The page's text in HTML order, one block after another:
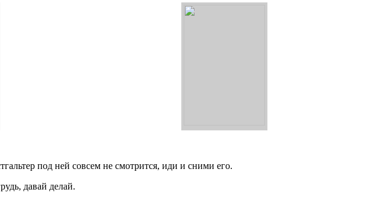
под ней совсем не смотрится, иди и сними его.
давай делай.